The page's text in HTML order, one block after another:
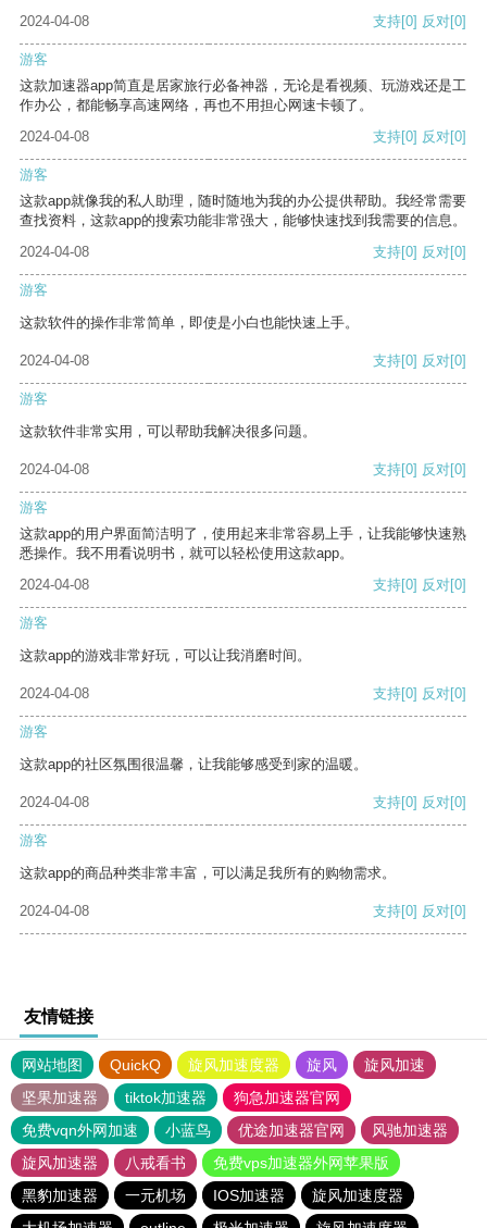
2024-04-08
支持[0] 反对[0]
游客
这款加速器app简直是居家旅行必备神器，无论是看视频、玩游戏还是工
作办公，都能畅享高速网络，再也不用担心网速卡顿了。
2024-04-08
支持[0] 反对[0]
游客
这款app就像我的私人助理，随时随地为我的办公提供帮助。我经常需要
查找资料，这款app的搜索功能非常强大，能够快速找到我需要的信息。
2024-04-08
支持[0] 反对[0]
游客
这款软件的操作非常简单，即使是小白也能快速上手。
2024-04-08 支持[0] 反对[0]
游客
这款软件非常实用，可以帮助我解决很多问题。
2024-04-08 支持[0] 反对[0]
游客
这款app的用户界面简洁明了，使用起来非常容易上手，让我能够快速熟
悉操作。我不用看说明书，就可以轻松使用这款app。
2024-04-08
支持[0] 反对[0]
游客
这款app的游戏非常好玩，可以让我消磨时间。
2024-04-08 支持[0] 反对[0]
游客
这款app的社区氛围很温馨，让我能够感受到家的温暖。
2024-04-08 支持[0] 反对[0]
游客
这款app的商品种类非常丰富，可以满足我所有的购物需求。
2024-04-08 支持[0] 反对[0]
友情链接
网站地图 QuickQ 旋风加速度器 旋风
旋风加速
坚果加速器
tiktok加速器
狗急加速器官网
免费vqn外网加速
小蓝鸟 优途加速器官网
风驰加速器
旋风加速器
八戒看书
免费vps加速器外网苹果版
黑豹加速器
一元机场 IOS加速器
旋风加速度器